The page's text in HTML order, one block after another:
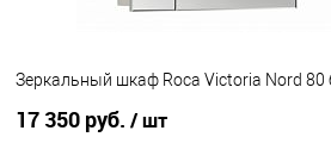
13
Цвет :
Зеркальный шкаф Roca Victoria Nord 80
17 350 руб. / шт